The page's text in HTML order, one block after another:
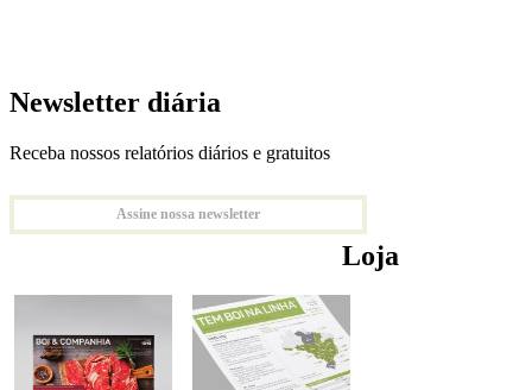
Newsletter diária
Receba nossos relatórios diários e gratuitos
Assine nossa newsletter
Loja